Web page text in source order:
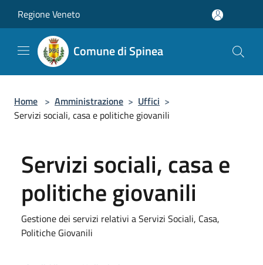
Regione Veneto
Comune di Spinea
Home > Amministrazione > Uffici >
Servizi sociali, casa e politiche giovanili
Servizi sociali, casa e
politiche giovanili
Gestione dei servizi relativi a Servizi Sociali, Casa,
Politiche Giovanili